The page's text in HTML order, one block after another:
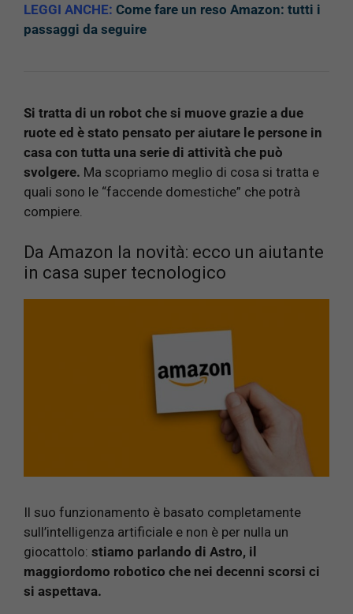
LEGGI ANCHE: Come fare un reso Amazon: tutti i
passaggi da seguire
Si tratta di un robot che si muove grazie a due
ruote ed è stato pensato per aiutare le persone in
casa con tutta una serie di attività che può
svolgere. Ma scopriamo meglio di cosa si tratta e
quali sono le “faccende domestiche” che potrà
compiere.
Da Amazon la novità: ecco un aiutante
in casa super tecnologico
Il suo funzionamento è basato completamente
sull’intelligenza artificiale e non è per nulla un
giocattolo: stiamo parlando di Astro, il
maggiordomo robotico che nei decenni scorsi ci
si aspettava.